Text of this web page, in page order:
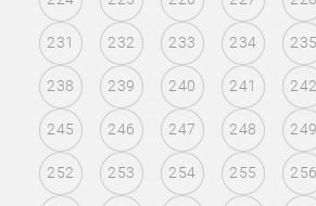
231 232 233 234 235
238 239 240 241 242
245 246 247 248 249
252 253 254 255 256